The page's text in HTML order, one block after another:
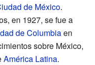
de México.
en 1927, se fue a
de Columbiaen
sobre México,
América Latina.